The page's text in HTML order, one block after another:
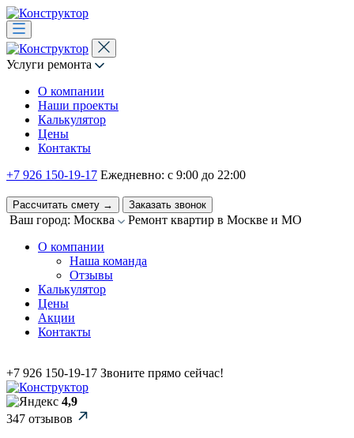
Услуги ремонта
О компании
Наши проекты
Калькулятор
Цены
Контакты
+7 926 150-19-17 Ежедневно: с 9:00 до 22:00
Рассчитать смету → Заказать звонок
Ваш город: Москва
Ремонт квартир в Москве и МО
О компании
Наша команда
Отзывы
Калькулятор
Цены
Акции
Контакты
+7 926 150-19-17 Звоните прямо сейчас!
4,9
347 отзывов